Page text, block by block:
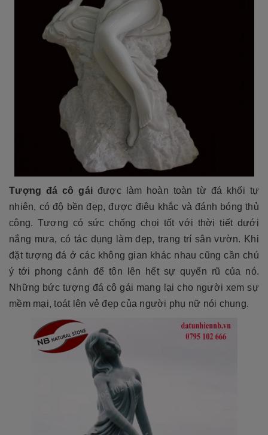
Tượng đá cô gái được làm hoàn toàn từ đá khối tự
nhiên, có độ bền đẹp, được điêu khắc và đánh bóng thủ
công. Tượng có sức chống chọi tốt với thời tiết dưới
nắng mưa, có tác dụng làm đẹp, trang trí sân vườn. Khi
đặt tượng đá ở các không gian khác nhau cũng cần chú
ý tới phong cảnh để tôn lên hết sự quyến rũ của nó.
Những bức tượng đá cô gái mang lại cho người xem sự
mềm mại, toát lên vẻ đẹp của người phụ nữ nói chung.